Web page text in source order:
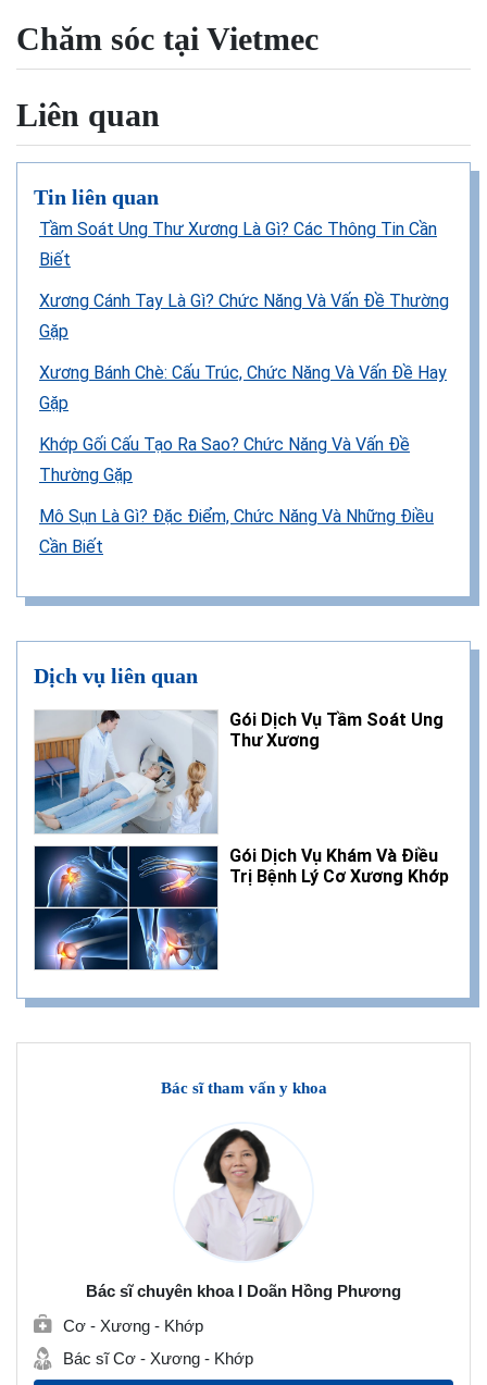
Chăm sóc tại Vietmec
Liên quan
Tin liên quan
Tầm Soát Ung Thư Xương Là Gì? Các Thông Tin Cần
Biết
Xương Cánh Tay Là Gì? Chức Năng Và Vấn Đề Thường
Gặp
Xương Bánh Chè: Cấu Trúc, Chức Năng Và Vấn Đề Hay
Gặp
Khớp Gối Cấu Tạo Ra Sao? Chức Năng Và Vấn Đề
Thường Gặp
Mô Sụn Là Gì? Đặc Điểm, Chức Năng Và Những Điều
Cần Biết
Dịch vụ liên quan
Gói Dịch Vụ Tầm Soát Ung
Thư Xương
Gói Dịch Vụ Khám Và Điều
Trị Bệnh Lý Cơ Xương Khớp
Bác sĩ tham vấn y khoa
Bác sĩ chuyên khoa I Doãn Hồng Phương
Cơ - Xương - Khớp
Bác sĩ Cơ - Xương - Khớp